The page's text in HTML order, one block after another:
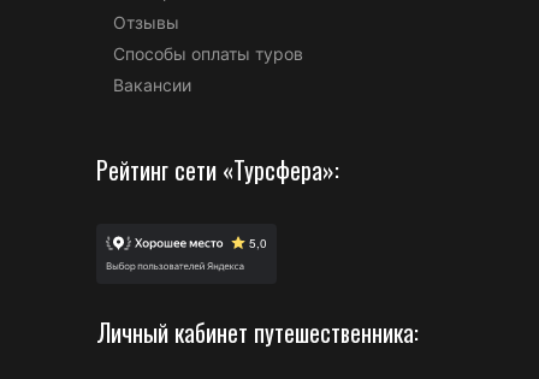
Отзывы
Способы оплаты туров
Вакансии
Рейтинг сети «Турсфера»:
Личный кабинет путешественника: